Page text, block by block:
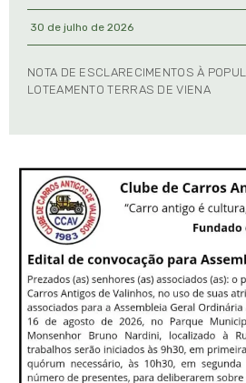
30 de julho de 2026
NOTA DE ESCLARECIMENTOS À
LOTEAMENTO TERRAS DE VIENA